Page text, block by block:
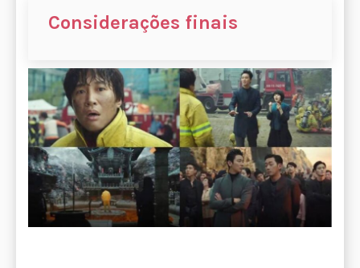
Considerações finais